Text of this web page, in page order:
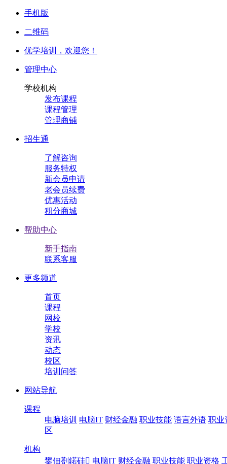
手机版
二维码
优学培训， 欢迎您！
管理中心
学校机构
发布课程
课程管理
管理商铺
招生通
了解咨询
服务特权
新会员申请
老会员续费
优惠活动
积分商城
帮助中心
新手指南
联系客服
更多频道
首页
课程
网校
学校
资讯
动态
校区
培训问答
网站导航
课程
电脑培训 电脑IT 财经金融 职业技能 语言外语 职业
区
机构
鐢佃剳鍩硅 电脑IT 财经金融 职业技能 职业资格